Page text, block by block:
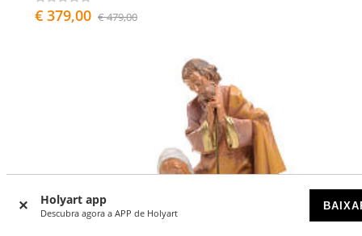
Holyart app
Descubra agora a APP de Holyart
€ 379,00 € 479,00